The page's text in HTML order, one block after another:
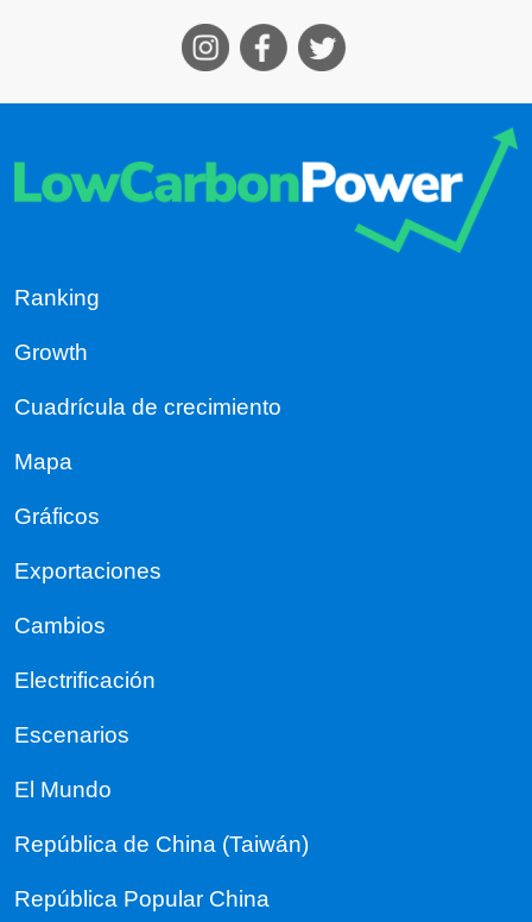
Ranking
Growth
Cuadrícula de crecimiento
Mapa
Gráficos
Exportaciones
Cambios
Electrificación
Escenarios
El Mundo
República de China (Taiwán)
República Popular China